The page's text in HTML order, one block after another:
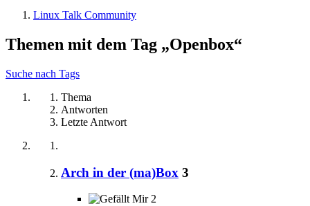
Linux Talk Community
Themen mit dem Tag „Openbox“
Suche nach Tags
Thema
Antworten
Letzte Antwort
Arch in der (ma)Box 3
2